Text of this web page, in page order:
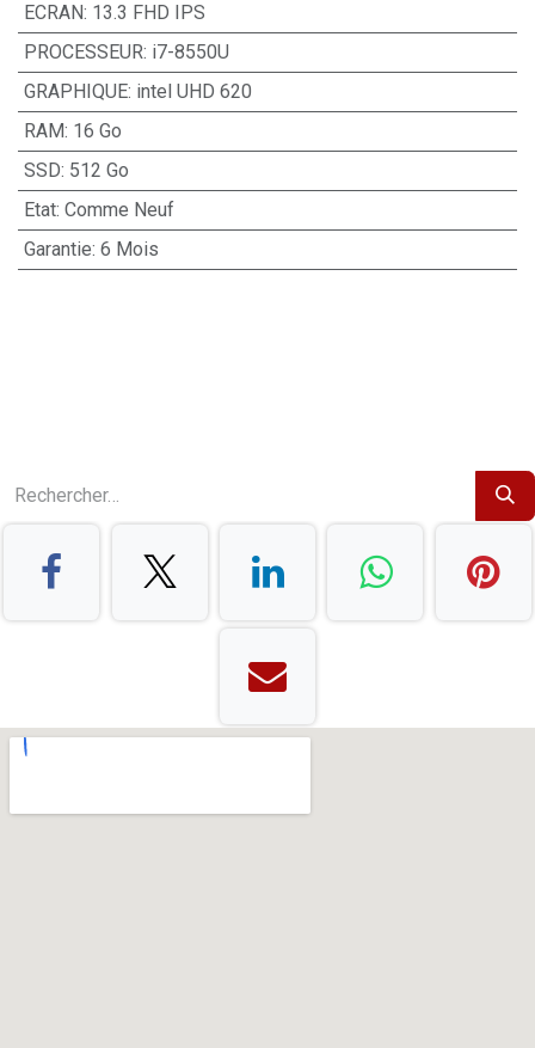
ECRAN: 13.3 FHD IPS
PROCESSEUR: i7-8550U
GRAPHIQUE: intel UHD 620
RAM: 16 Go
SSD: 512 Go
Etat: Comme Neuf
Garantie: 6 Mois